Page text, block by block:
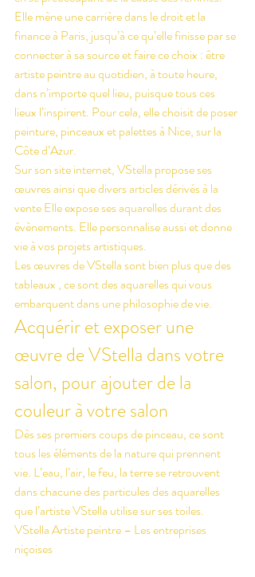
Elle mène une carrière dans le droit et la
finance à Paris, jusqu’à ce qu’elle finisse par se
connecter à sa source et faire ce choix : être
artiste peintre au quotidien, à toute heure,
dans n’importe quel lieu, puisque tous ces
lieux l’inspirent. Pour cela, elle choisit de poser
peinture, pinceaux et palettes à Nice, sur la
Côte d’Azur.
Sur son site internet, VStella propose ses
œuvres ainsi que divers articles dérivés à la
vente Elle expose ses aquarelles durant des
évènements. Elle personnalise aussi et donne
vie à vos projets artistiques.
Les œuvres de VStella sont bien plus que des
tableaux , ce sont des aquarelles qui vous
embarquent dans une philosophie de vie.
Acquérir et exposer une
œuvre de VStella dans votre
salon, pour ajouter de la
couleur à votre salon
Dès ses premiers coups de pinceau, ce sont
tous les éléments de la nature qui prennent
vie. L’eau, l’air, le feu, la terre se retrouvent
dans chacune des particules des aquarelles
que l’artiste VStella utilise sur ses toiles.
VStella Artiste peintre – Les entreprises
niçoises